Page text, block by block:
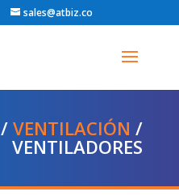
sales@atbiz.co
/VENTILACIÓN /
VENTILADORES